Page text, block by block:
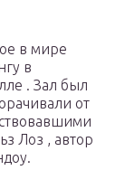
в мире
в
. Зал был
от
Лоз , автор